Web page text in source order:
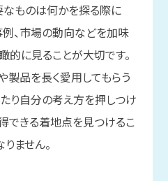
ものは何かを探る際に
、市場の動向などを加味
的に見ることが大切です。
製品を長く愛用してもらう
り自分の考え方を押しつけ
できる着地点を見つけるこ
ません。